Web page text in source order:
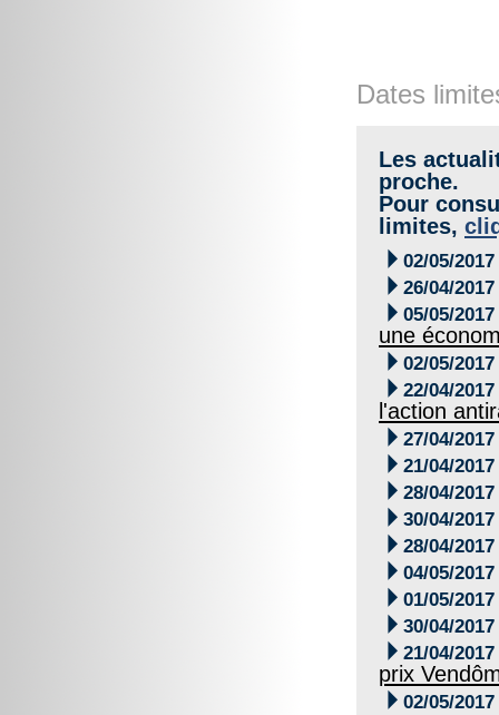
Dates
Les
proche.
Pour
limites,
 02/05/2017
 26/04/2017
 05/05/2017
une
 02/05/2017
 22/04/2017
l'action
 27/04/2017
 21/04/2017
 28/04/2017
 30/04/2017
 28/04/2017
 04/05/2017
 01/05/2017
 30/04/2017
 21/04/2017
prix
 02/05/2017